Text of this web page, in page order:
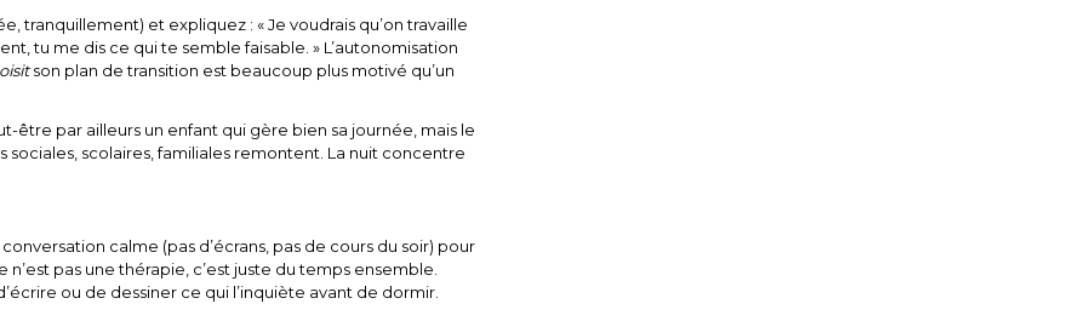
tranquillement) et expliquez : « Je voudrais qu’on travaille
tu me dis ce qui te semble faisable. » L’autonomisation
son plan de transition est beaucoup plus motivé qu’un
être par ailleurs un enfant qui gère bien sa journée, mais le
scolaires, familiales remontent. La nuit concentre
calme (pas d’écrans, pas de cours du soir) pour
pas une thérapie, c’est juste du temps ensemble.
ou de dessiner ce qui l’inquiète avant de dormir.